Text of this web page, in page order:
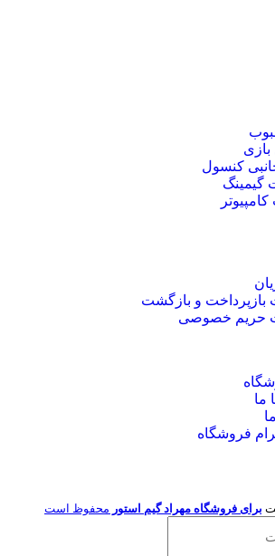
کنسول
گیمینگ
و بازگشت
حریم خصوصی
ما
فروشگاه
برای فروشگاه مهراد گیم استور محفوظ است